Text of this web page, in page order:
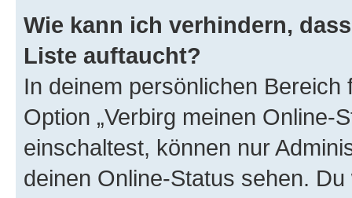
Wie kann ich verhindern,
Liste auftaucht?
In deinem persönlichen
Option „Verbirg meinen Online-
einschaltest, können nur
deinen Online-Status sehen.